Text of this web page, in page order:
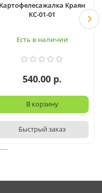
Картофелесажалка Краян
КС-01-01
Есть в наличии
540.00 р.
В корзину
Быстрый заказ